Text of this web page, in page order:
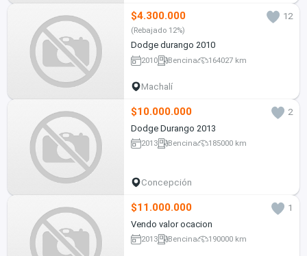
$4.300.000 12
(Rebajado 12%)
Dodge durango 2010
2010 Bencina 164027 km
Machalí
$10.000.000
2
Dodge Durango 2013
2013 Bencina 185000 km
Concepción
$11.000.000
1
Vendo valor ocacion
2013 Bencina 190000 km